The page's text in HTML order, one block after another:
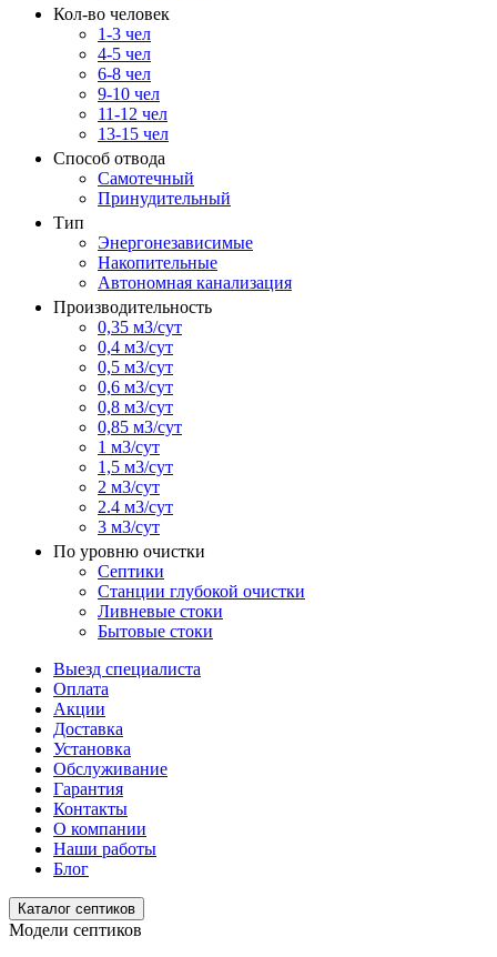
Кол-во человек
1-3 чел
4-5 чел
6-8 чел
9-10 чел
11-12 чел
13-15 чел
Способ отвода
Самотечный
Принудительный
Тип
Энергонезависимые
Накопительные
Автономная канализация
Производительность
0,35 м3/сут
0,4 м3/сут
0,5 м3/сут
0,6 м3/сут
0,8 м3/сут
0,85 м3/сут
1 м3/сут
1,5 м3/сут
2 м3/сут
2.4 м3/сут
3 м3/сут
По уровню очистки
Септики
Станции глубокой очистки
Ливневые стоки
Бытовые стоки
Выезд специалиста
Оплата
Акции
Доставка
Установка
Обслуживание
Гарантия
Контакты
О компании
Наши работы
Блог
Каталог септиков
Модели септиков